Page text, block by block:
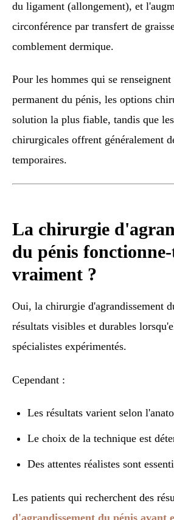
du ligament (allongement), et
circonférence par transfert de
comblement dermique.
Pour les hommes qui se
permanent du pénis, les options
solution la plus fiable, tandis que
chirurgicales offrent généralement
temporaires.
La chirurgie
du pénis
vraiment ?
Oui, la chirurgie d'agrandissement
résultats visibles et durables
spécialistes expérimentés.
Cependant :
Les résultats varient selon
Le choix de la technique est
Des attentes réalistes sont
Les patients qui recherchent des
d'agrandissement du pénis avant